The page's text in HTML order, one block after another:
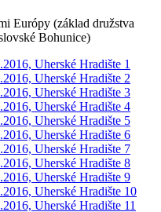
Európy (základ družstva
Bohunice)